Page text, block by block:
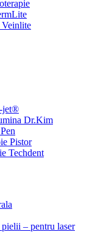
Veinlite
jet®
Dr.Kim
Pistor
Techdent
pielii – pentru laser